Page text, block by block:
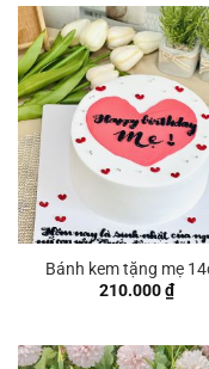
Bánh kem tặng mẹ
210.000₫